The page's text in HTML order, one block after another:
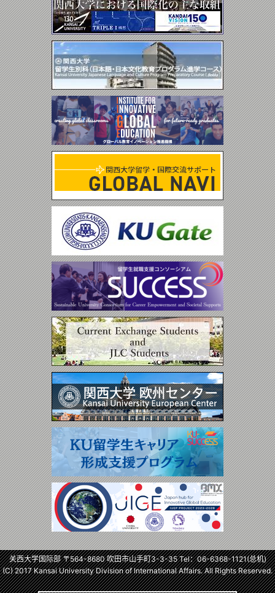
关西大学国际部 〒564-8680 吹田市山手町3-3-35 Tel：06-6368-1121(总机)
(C) 2017 Kansai University Division of International Affairs. All Rights Reserved.